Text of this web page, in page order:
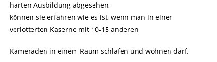
harten Ausbildung abgesehen,
können sie erfahren wie es ist, wenn man in einer
verlotterten Kaserne mit 10-15 anderen
Kameraden in einem Raum schlafen und wohnen darf.